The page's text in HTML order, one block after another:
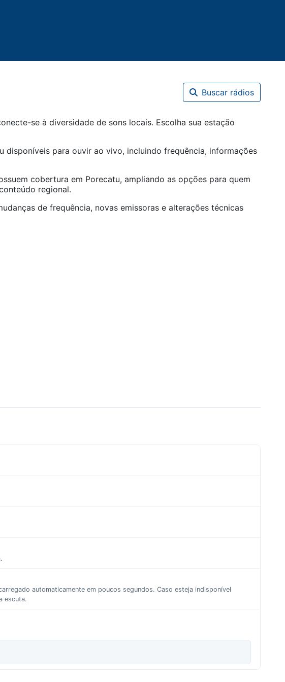
Buscar rádios
se à diversidade de sons locais. Escolha sua estação
disponíveis para ouvir ao vivo, incluindo frequência, informações
cobertura em Porecatu, ampliando as opções para quem
regional.
de frequência, novas emissoras e alterações técnicas
automaticamente em poucos segundos. Caso esteja indisponível
escuta.